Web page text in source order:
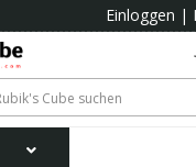
Einloggen |